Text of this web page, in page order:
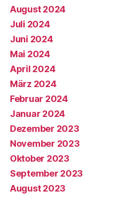
August 2024
Juli 2024
Juni 2024
Mai 2024
April 2024
März 2024
Februar 2024
Januar 2024
Dezember 2023
November 2023
Oktober 2023
September 2023
August 2023